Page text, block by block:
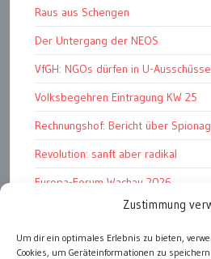
Zustimmung
Um dir ein optimales Erlebnis zu bieten,
Cookies, um Geräteinformationen zu
Raus aus Schengen
Der Untergang der NEOS
VfGH: NGOs dürfen in U-Ausschüsse
Volksbegehren Eintragung KW 25
Rechnungshof: Bericht über
Revolution: sanft aber radikal
Europa-Forum Wachau 2026
Amnesty Report 2025/26
Attac kritisiert neues EU-